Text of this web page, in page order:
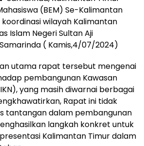
(BEM) Se-Kalimantan
wilayah Kalimantan
Islam Negeri Sultan Aji
( Kamis,4/07/2024)
utama rapat tersebut mengenai
pembangunan Kawasan
yang masih diwarnai berbagai
Rapat ini tidak
tantangan dalam pembangunan
langkah konkret untuk
Kalimantan Timur dalam